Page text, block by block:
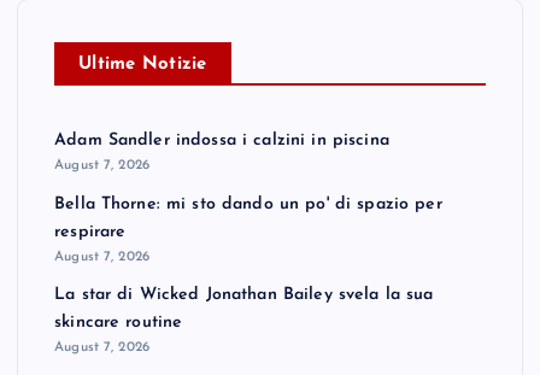
Ultime Notizie
Adam Sandler indossa i calzini in piscina
August 7, 2026
Bella Thorne: mi sto dando un po' di spazio per
respirare
August 7, 2026
La star di Wicked Jonathan Bailey svela la sua
skincare routine
August 7, 2026